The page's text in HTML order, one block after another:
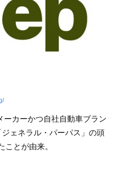
ーカーかつ自社自動車ブラン
ェネラル・パーパス」の頭
ことが由来。